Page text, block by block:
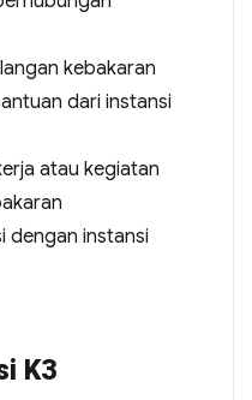
kebakaran
dari instansi
atau kegiatan
dengan instansi
K3